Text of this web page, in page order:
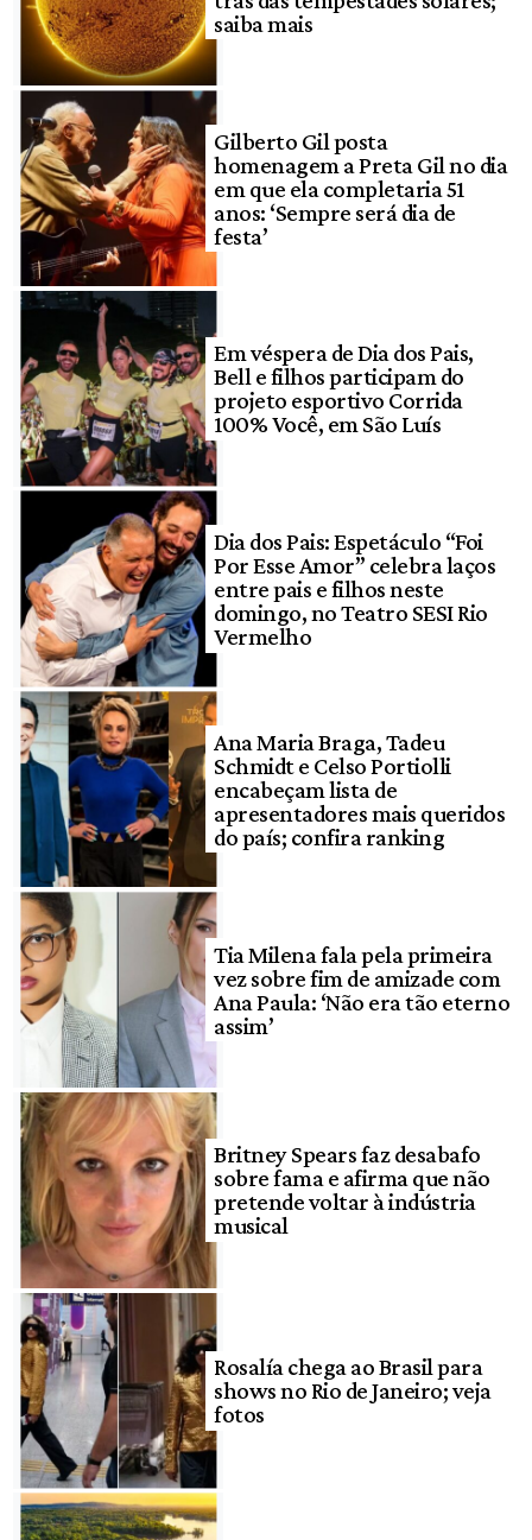
saiba mais
Gilberto Gil posta
homenagem a Preta Gil no dia
em que ela completaria 51
anos: ‘Sempre será dia de
festa’
Em véspera de Dia dos Pais,
Bell e filhos participam do
projeto esportivo Corrida
100% Você, em São Luís
Dia dos Pais: Espetáculo “Foi
Por Esse Amor” celebra laços
entre pais e filhos neste
domingo, no Teatro SESI Rio
Vermelho
Ana Maria Braga, Tadeu
Schmidt e Celso Portiolli
encabeçam lista de
apresentadores mais queridos
do país; confira ranking
Tia Milena fala pela primeira
vez sobre fim de amizade com
Ana Paula: ‘Não era tão eterno
assim’
Britney Spears faz desabafo
sobre fama e afirma que não
pretende voltar à indústria
musical
Rosalía chega ao Brasil para
shows no Rio de Janeiro; veja
fotos